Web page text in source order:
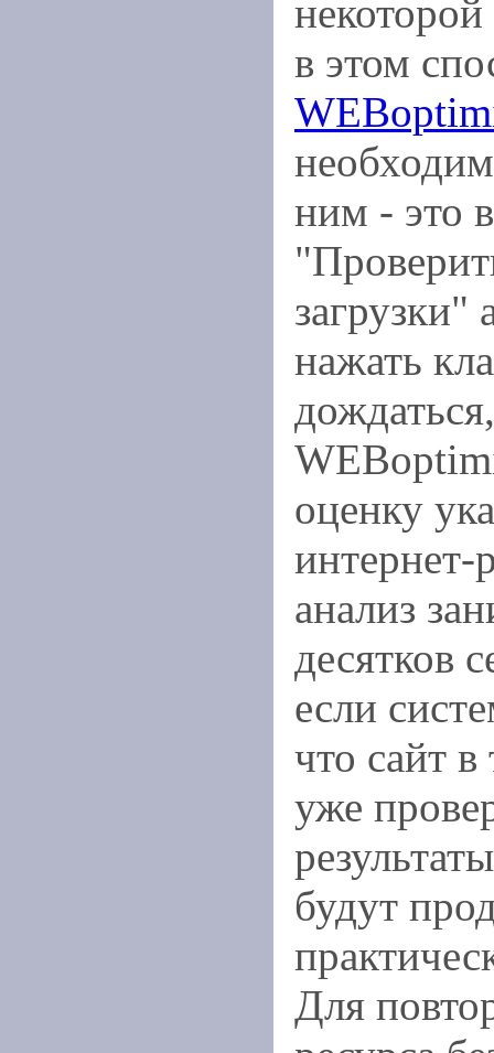
в этом
ним - это
загрузки"
нажать
оценку
анализ
десятков
если
что сайт в
уже
будут
Для